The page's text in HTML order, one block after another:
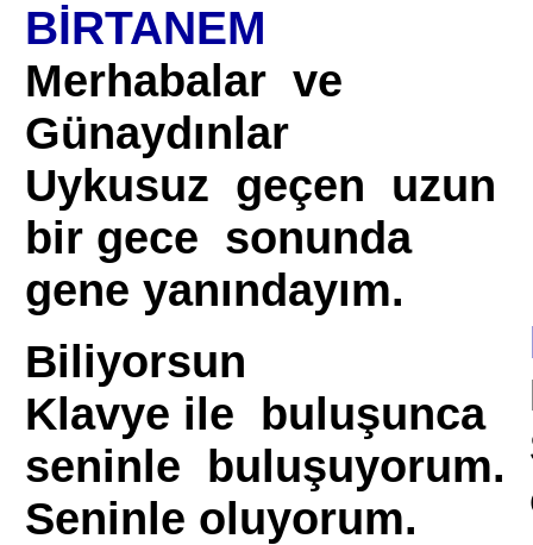
BİRTANEM
Merhabalar ve
Günaydınlar
Uykusuz geçen uzun
bir gece sonunda
gene yanındayım.
Biliyorsun
Klavye ile buluşunca
seninle buluşuyorum.
Seninle oluyorum.